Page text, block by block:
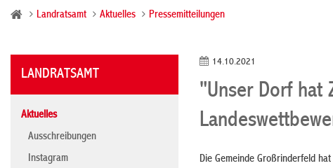
Landratsamt Aktuelles Pressemitteilungen
LANDRATSAMT
Aktuelles
Ausschreibungen
Instagram
14.10.2021
"Unser Dorf hat
Die Gemeinde Großrinderfeld